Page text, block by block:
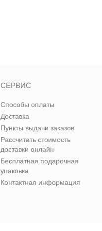
СЕРВИС
Способы оплаты
Доставка
Пункты выдачи заказов
Рассчитать стоимость
доставки онлайн
Бесплатная подарочная
упаковка
Контактная информация